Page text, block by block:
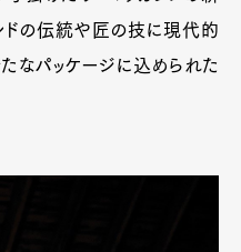
ドの伝統や匠の技に現代的
なパッケージに込められた